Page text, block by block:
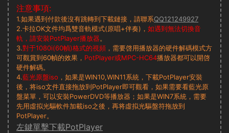
注意事項:
1.如果遇到付款後沒有跳轉到下載鏈接，請聯系QQ121249927
2.卡拉OK文件均爲雙音軌模式(原唱+伴奏)， 如遇到無法切換音
軌，請安裝PotPlayer播放器。
3.對于1080i(60幀)格式的視頻 ，需要啓用播放器的硬件解碼模式方
可觀賞到60幀的效果， PotPlayer或MPC-HC64播放器都可以開啓
硬件解碼。
4.藍光原盤iso ，如果是WIN10,WIN11系統，下載PotPlayer安裝
後，将iso文件直接拖放到PotPlayer即可觀看，如果需要看藍光原
盤菜單，可以安裝PowerDVD等播放器；如果是WIN7系統，需要
先用虛拟光驅軟件加載iso之後，再将虛拟光驅盤符拖放到
PotPlayer。
左鍵單擊下載PotPlayer